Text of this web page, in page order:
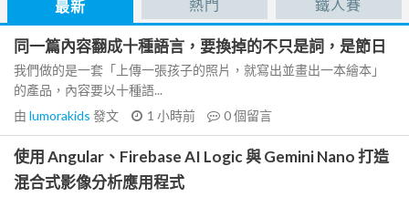
最新 熱門 鐵人賽
同一篇內容翻成十種語言，要換掉的不只是詞，是節日
我們做的是一套「上傳一張孩子的照片，就寫出並畫出一本繪本」
的產品，內容要以十種語...
由 lumorakids 發文 1 小時前 0個留言
使用 Angular、Firebase AI Logic 與 Gemini Nano 打造
混合式影像分析應用程式